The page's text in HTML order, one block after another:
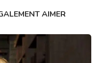
AIMER